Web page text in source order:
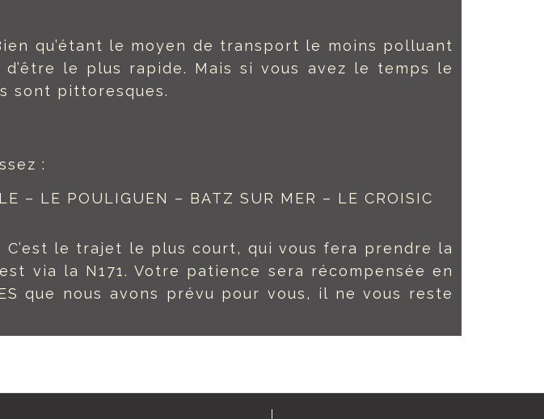
qu’étant le moyen de transport le moins polluant
le plus rapide. Mais si vous avez le temps le
sont pittoresques.
:
– LE POULIGUEN – BATZ SUR MER – LE CROISIC
le trajet le plus court, qui vous fera prendre la
via la N171. Votre patience sera récompensée en
que nous avons prévu pour vous, il ne vous reste